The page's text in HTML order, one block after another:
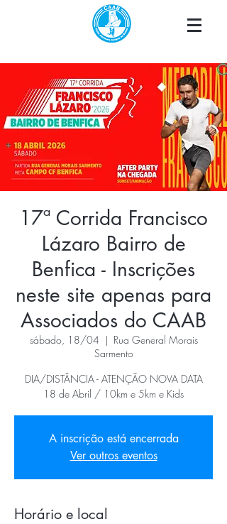
17ª Corrida Francisco
Lázaro Bairro de
Benfica - Inscrições
neste site apenas para
Associados do CAAB
sábado, 18/04
  |
Rua General Morais
Sarmento
DIA/DISTÂNCIA - ATENÇÃO NOVA DATA
18 de Abril / 10km e 5km e Kids
A inscrição está encerrada
Ver outros eventos
Horário e local